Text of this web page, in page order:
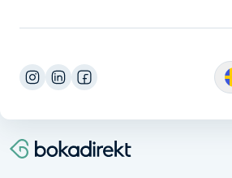
Hollywood Peel